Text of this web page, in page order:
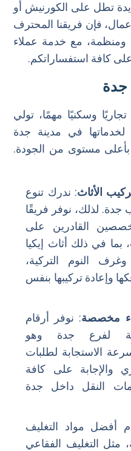
تطل على الكورنيش أو
فإن فريقنا المحترف
مع خدمة عملاء
كافة استفساراتكم.
جدة
وسكنيًا مهمًا، تولي
لخدماتها في مدينة جدة
بأعلى مستوى من الجودة.
الأثاث: ندرك تنوع
جدة. لذلك، نوفر فريقًا
القادرين على
بما في ذلك أثاث إيكيا
النوم التركية،
وإعادة تركيبها بنفس
مخصصة: نوفر أرقام
لفرع جدة وهو
سرعة الاستجابة لطلبات
والإجابة على كافة
النقل داخل جدة
أفضل مواد التغليف
مثل التغليف الفقاعي